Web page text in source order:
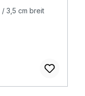
/ 3,5 cm breit